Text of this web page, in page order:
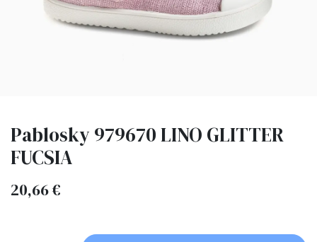
Pablosky 979670 LINO GLITTER
FUCSIA
20,66€